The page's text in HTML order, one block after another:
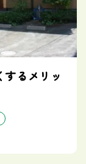
るメリッ